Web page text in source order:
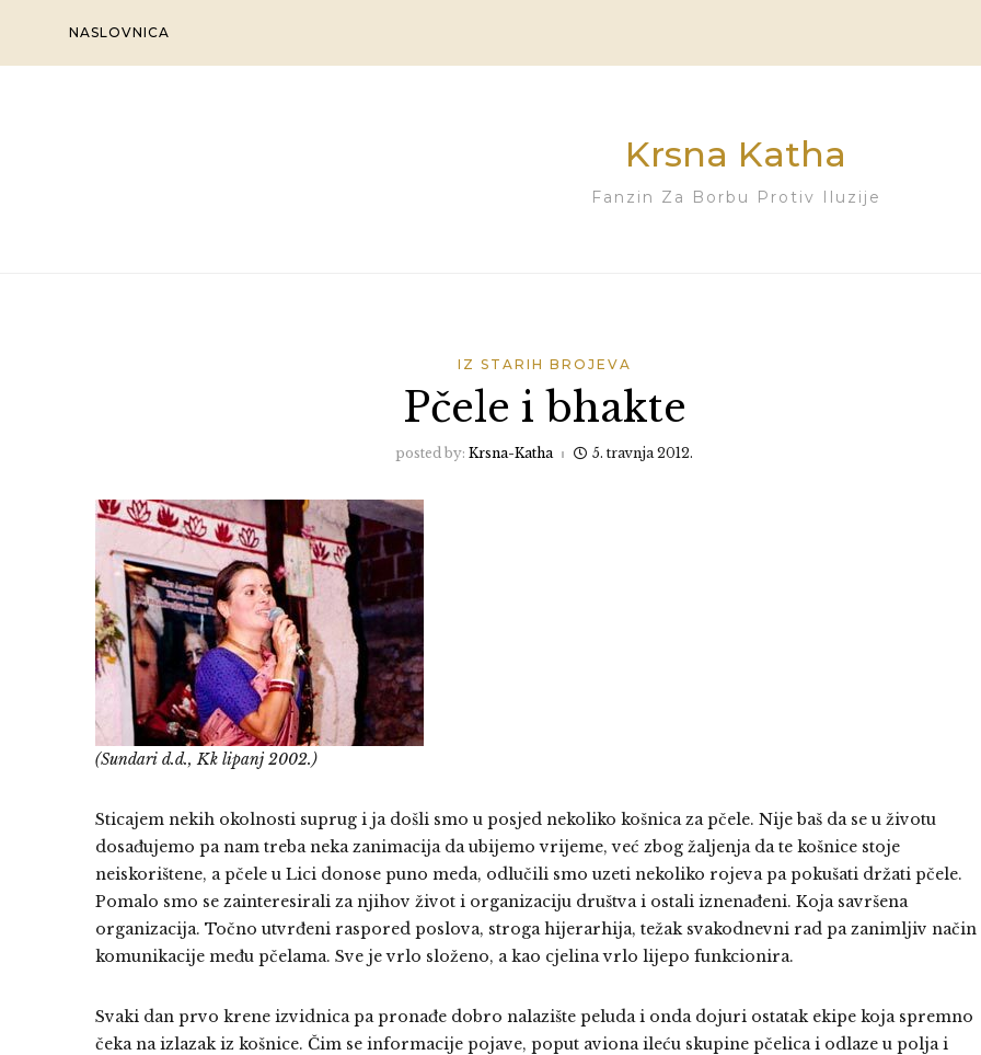
content
NASLOVNICA
Krsna Katha
Fanzin Za Borbu Protiv Iluzije
IZ STARIH BROJEVA
Pčele i bhakte
posted by: Krsna-Katha 5. travnja 2012.
(Sundari d.d., Kk lipanj 2002.)
Sticajem nekih okolnosti suprug i ja došli smo u posjed nekoliko košnica za pčele. Nije baš da se u životu
dosađujemo pa nam treba neka zanimacija da ubijemo vrijeme, već zbog žaljenja da te košnice stoje
neiskorištene, a pčele u Lici donose puno meda, odlučili smo uzeti nekoliko rojeva pa pokušati držati pčele.
Pomalo smo se zainteresirali za njihov život i organizaciju društva i ostali iznenađeni. Koja savršena
organizacija. Točno utvrđeni raspored poslova, stroga hijerarhija, težak svakodnevni rad pa zanimljiv način
komunikacije među pčelama. Sve je vrlo složeno, a kao cjelina vrlo lijepo funkcionira.
Svaki dan prvo krene izvidnica pa pronađe dobro nalazište peluda i onda dojuri ostatak ekipe koja spremno
čeka na izlazak iz košnice. Čim se informacije pojave, poput aviona ileću skupine pčelica i odlaze u polja i